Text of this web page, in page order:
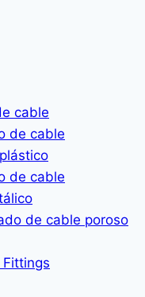
cable
de cable
de cable
de cable poroso